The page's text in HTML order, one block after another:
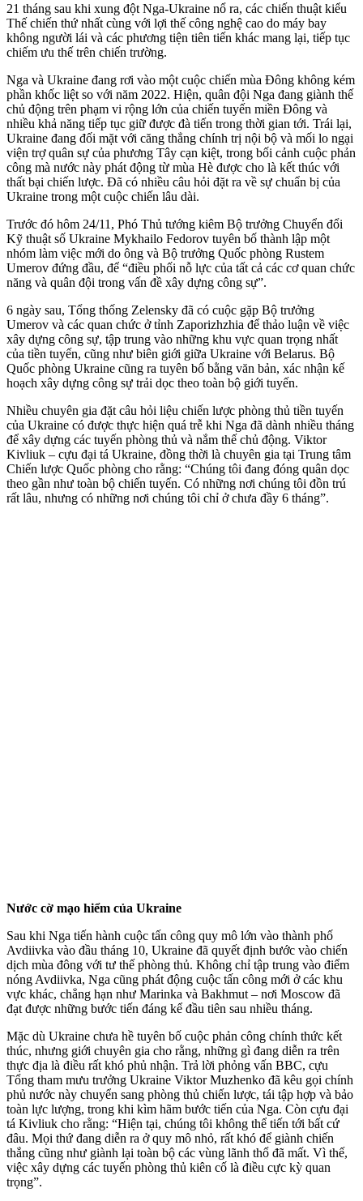
21 tháng sau khi xung đột Nga-Ukraine nổ ra, các chiến thuật kiểu
Thế chiến thứ nhất cùng với lợi thế công nghệ cao do máy bay
không người lái và các phương tiện tiên tiến khác mang lại, tiếp tục
chiếm ưu thế trên chiến trường.
Nga và Ukraine đang rơi vào một cuộc chiến mùa Đông không kém
phần khốc liệt so với năm 2022. Hiện, quân đội Nga đang giành thế
chủ động trên phạm vi rộng lớn của chiến tuyến miền Đông và
nhiều khả năng tiếp tục giữ được đà tiến trong thời gian tới. Trái lại,
Ukraine đang đối mặt với căng thẳng chính trị nội bộ và mối lo ngại
viện trợ quân sự của phương Tây cạn kiệt, trong bối cảnh cuộc phản
công mà nước này phát động từ mùa Hè được cho là kết thúc với
thất bại chiến lược. Đã có nhiều câu hỏi đặt ra về sự chuẩn bị của
Ukraine trong một cuộc chiến lâu dài.
Trước đó hôm 24/11, Phó Thủ tướng kiêm Bộ trưởng Chuyển đổi
Kỹ thuật số Ukraine Mykhailo Fedorov tuyên bố thành lập một
nhóm làm việc mới do ông và Bộ trưởng Quốc phòng Rustem
Umerov đứng đầu, để “điều phối nỗ lực của tất cả các cơ quan chức
năng và quân đội trong vấn đề xây dựng công sự”.
6 ngày sau, Tổng thống Zelensky đã có cuộc gặp Bộ trưởng
Umerov và các quan chức ở tỉnh Zaporizhzhia để thảo luận về việc
xây dựng công sự, tập trung vào những khu vực quan trọng nhất
của tiền tuyến, cũng như biên giới giữa Ukraine với Belarus. Bộ
Quốc phòng Ukraine cũng ra tuyên bố bằng văn bản, xác nhận kế
hoạch xây dựng công sự trải dọc theo toàn bộ giới tuyến.
Nhiều chuyên gia đặt câu hỏi liệu chiến lược phòng thủ tiền tuyến
của Ukraine có được thực hiện quá trễ khi Nga đã dành nhiều tháng
để xây dựng các tuyến phòng thủ và nắm thế chủ động. Viktor
Kivliuk – cựu đại tá Ukraine, đồng thời là chuyên gia tại Trung tâm
Chiến lược Quốc phòng cho rằng: “Chúng tôi đang đóng quân dọc
theo gần như toàn bộ chiến tuyến. Có những nơi chúng tôi đồn trú
rất lâu, nhưng có những nơi chúng tôi chỉ ở chưa đầy 6 tháng”.
Nước cờ mạo hiểm của Ukraine
Sau khi Nga tiến hành cuộc tấn công quy mô lớn vào thành phố
Avdiivka vào đầu tháng 10, Ukraine đã quyết định bước vào chiến
dịch mùa đông với tư thế phòng thủ. Không chỉ tập trung vào điểm
nóng Avdiivka, Nga cũng phát động cuộc tấn công mới ở các khu
vực khác, chẳng hạn như Marinka và Bakhmut – nơi Moscow đã
đạt được những bước tiến đáng kể đầu tiên sau nhiều tháng.
Mặc dù Ukraine chưa hề tuyên bố cuộc phản công chính thức kết
thúc, nhưng giới chuyên gia cho rằng, những gì đang diễn ra trên
thực địa là điều rất khó phủ nhận. Trả lời phỏng vấn BBC, cựu
Tổng tham mưu trưởng Ukraine Viktor Muzhenko đã kêu gọi chính
phủ nước này chuyển sang phòng thủ chiến lược, tái tập hợp và bảo
toàn lực lượng, trong khi kìm hãm bước tiến của Nga. Còn cựu đại
tá Kivliuk cho rằng: “Hiện tại, chúng tôi không thể tiến tới bất cứ
đâu. Mọi thứ đang diễn ra ở quy mô nhỏ, rất khó để giành chiến
thắng cũng như giành lại toàn bộ các vùng lãnh thổ đã mất. Vì thế,
việc xây dựng các tuyến phòng thủ kiên cố là điều cực kỳ quan
trọng”.